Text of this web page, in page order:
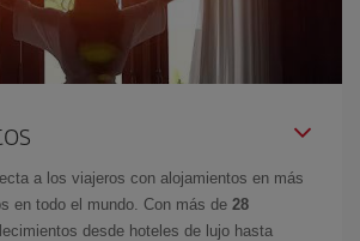
a los viajeros con alojamientos en más
en todo el mundo. Con más de 28
desde hoteles de lujo hasta